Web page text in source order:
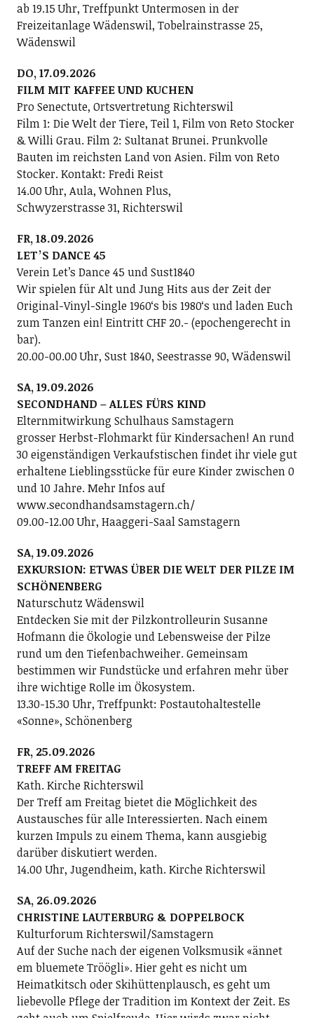
ab 19.15 Uhr, Treffpunkt Untermosen in der
Freizeitanlage Wädenswil, Tobelrainstrasse 25,
Wädenswil
DO, 17.09.2026
FILM MIT KAFFEE UND KUCHEN
Pro Senectute, Ortsvertretung Richterswil
Film 1: Die Welt der Tiere, Teil 1, Film von Reto Stocker
& Willi Grau. Film 2: Sultanat Brunei. Prunkvolle
Bauten im reichsten Land von Asien. Film von Reto
Stocker. Kontakt: Fredi Reist
14.00 Uhr, Aula, Wohnen Plus,
Schwyzerstrasse 31, Richterswil
FR, 18.09.2026
LETʼS DANCE 45
Verein Letʼs Dance 45 und Sust1840
Wir spielen für Alt und Jung Hits aus der Zeit der
Original-Vinyl-Single 1960ʻs bis 1980ʻs und laden Euch
zum Tanzen ein! Eintritt CHF 20.- (epochengerecht in
bar).
20.00-00.00 Uhr, Sust 1840, Seestrasse 90, Wädenswil
SA, 19.09.2026
SECONDHAND – ALLES FÜRS KIND
Elternmitwirkung Schulhaus Samstagern
grosser Herbst-Flohmarkt für Kindersachen! An rund
30 eigenständigen Verkaufstischen findet ihr viele gut
erhaltene Lieblingsstücke für eure Kinder zwischen 0
und 10 Jahre. Mehr Infos auf
www.secondhandsamstagern.ch/
09.00-12.00 Uhr, Haaggeri-Saal Samstagern
SA, 19.09.2026
EXKURSION: ETWAS ÜBER DIE WELT DER PILZE IM
SCHÖNENBERG
Naturschutz Wädenswil
Entdecken Sie mit der Pilzkontrolleurin Susanne
Hofmann die Ökologie und Lebensweise der Pilze
rund um den Tiefenbachweiher. Gemeinsam
bestimmen wir Fundstücke und erfahren mehr über
ihre wichtige Rolle im Ökosystem.
13.30-15.30 Uhr, Treffpunkt: Postautohaltestelle
«Sonne», Schönenberg
FR, 25.09.2026
TREFF AM FREITAG
Kath. Kirche Richterswil
Der Treff am Freitag bietet die Möglichkeit des
Austausches für alle Interessierten. Nach einem
kurzen Impuls zu einem Thema, kann ausgiebig
darüber diskutiert werden.
14.00 Uhr, Jugendheim, kath. Kirche Richterswil
SA, 26.09.2026
CHRISTINE LAUTERBURG & DOPPELBOCK
Kulturforum Richterswil/Samstagern
Auf der Suche nach der eigenen Volksmusik «ännet
em bluemete Tröögli». Hier geht es nicht um
Heimatkitsch oder Skihüttenplausch, es geht um
liebevolle Pflege der Tradition im Kontext der Zeit. Es